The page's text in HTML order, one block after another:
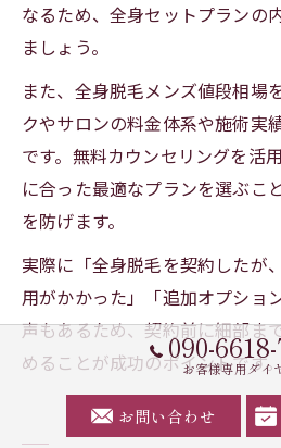
なるため、全身セットプランの
ましょう。
また、全身脱毛メンズ値段相場
クやサロンの料金体系や施術実
です。無料カウンセリングを活
に合った最適なプランを選ぶこ
を防げます。
実際に「全身脱毛を契約したが
用がかかった」「追加オプショ
声もあるため、契約前に細部ま
めることが成功のポイントです
090-
お客様専用ダイ
お問い合わせ